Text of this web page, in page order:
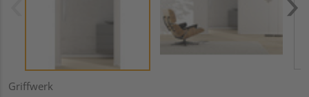
Griffwerk